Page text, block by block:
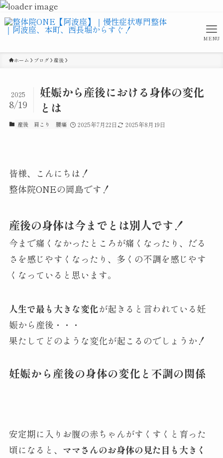
MENU
ホーム ブログ 産後
妊娠から産後における身体の変化
とは
2025
8/19
産後 肩こり 腰痛 2025年7月22日 2025年8月19日
皆様、こんにちは！
整体院ONEの岡島です！
産後の身体は今までとは別人です！
今まで痛くなかったところが痛くなったり、だる
さを感じやすくなったり、多くの不調を感じやす
くなっていると思います。
人生で最も大きな変化が起きると言われている妊
娠から産後・・・
果たしてどのような変化が起こるのでしょうか！
妊娠から産後の身体の変化と不調の関係
安定期に入りお腹の赤ちゃんがすくすくと育った
頃になると、 ママさんのお身体の見た目も大きく